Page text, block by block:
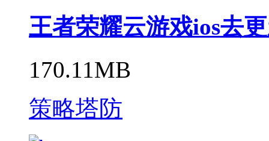
王者荣耀云游戏ios去
170.11MB
策略塔防